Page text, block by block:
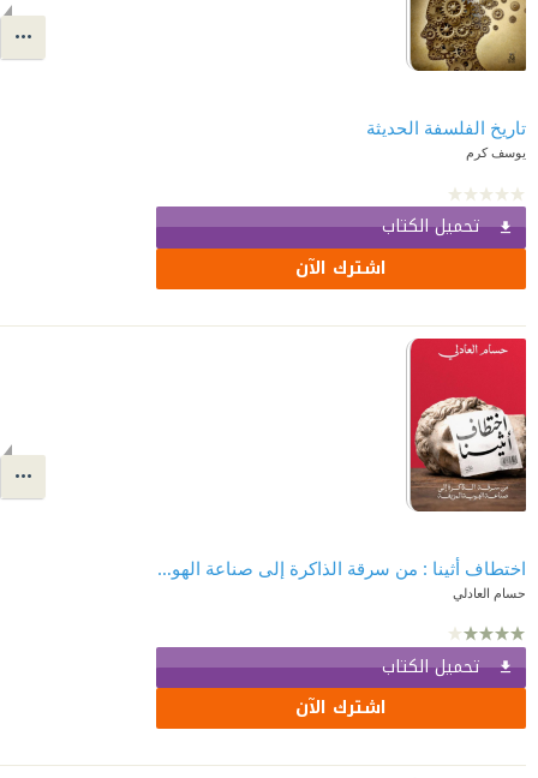
يوسف كرم
تحميل الكتاب
اشترك الآن
اختطاف أثينا : من سرقة الذاكرة إلى صناعة الهوية المزيفة
حسام العادلي
تحميل الكتاب
اشترك الآن